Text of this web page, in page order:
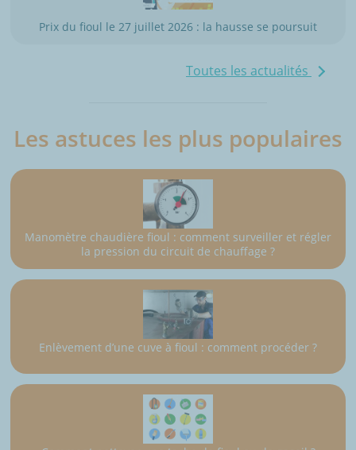
Prix du fioul le 27 juillet 2026 : la hausse se poursuit
Toutes les actualités
Les astuces les plus populaires
Manomètre chaudière fioul : comment surveiller et régler
la pression du circuit de chauffage ?
Enlèvement d’une cuve à fioul : comment procéder ?